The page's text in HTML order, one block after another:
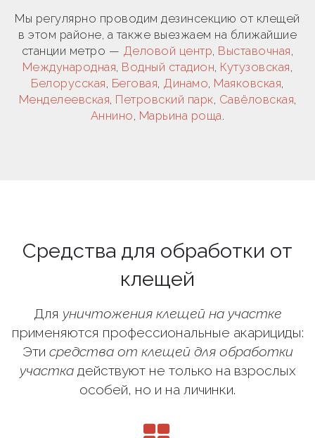
Мы регулярно проводим дезинсекцию от клещей
в этом районе, а также выезжаем на ближайшие
станции метро — Деловой центр, Выставочная,
Международная, Водный стадион, Кутузовская,
Белорусская, Беговая, Динамо, Маяковская,
Менделеевская, Петровский парк, Савёловская,
Аннино, Марьина роща.
Средства для обработки от
клещей
Для уничтожения клещей на участке
применяются профессиональные акарициды:
Эти средства от клещей для обработки
участкадействуют не только на взрослых
особей, но и на личинки.